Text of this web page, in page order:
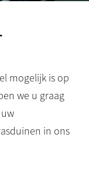
mogelijk is op
we u graag
in ons